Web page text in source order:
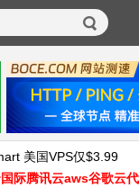
美国VPS仅$3.99
际腾讯云aws谷歌云